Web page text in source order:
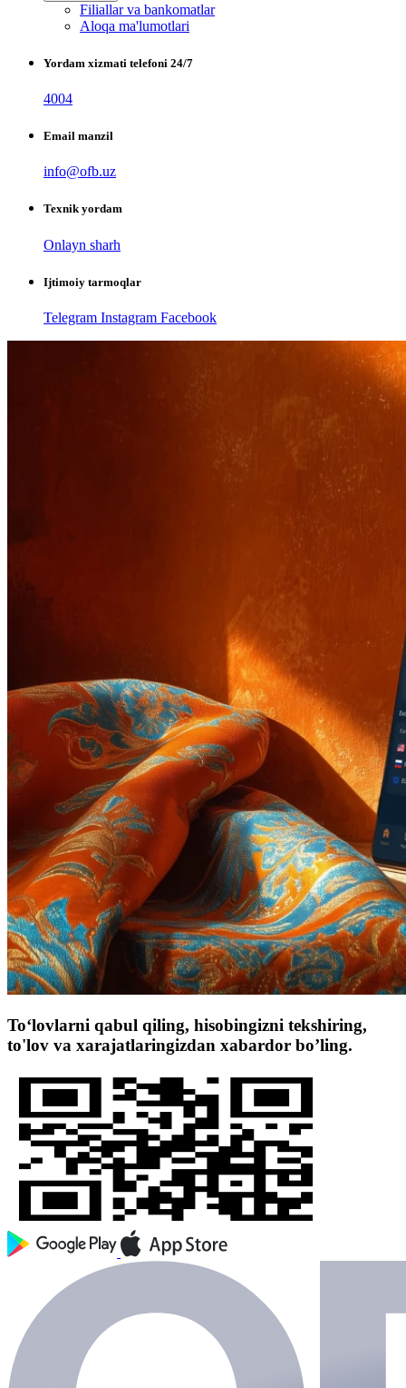
Filiallar va bankomatlar
Aloqa ma'lumotlari
Yordam xizmati telefoni 24/7
4004
Email manzil
info@ofb.uz
Texnik yordam
Onlayn sharh
Ijtimoiy tarmoqlar
Telegram Instagram Facebook
To‘lovlarni qabul qiling, hisobingizni tekshiring,
to'lov va xarajatlaringizdan xabardor bo’ling.